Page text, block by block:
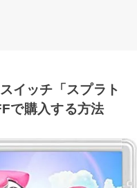
イッチ「スプラト
で購入する方法